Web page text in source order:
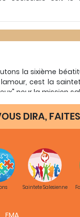
la sixième
cest la
pour la mission
de perdre l’esprit
laisser la
fortement
très attentifs à
(cf. C90). Je
"réussis-tu à te
apostolique
DIRA,
Saintete Salesienne